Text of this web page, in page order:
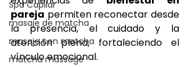
Spa Capilar
masaje de matcha
masaje con matcha
matcha massage
pareja permiten reconectar desde
la presencia, el cuidado y la
atención plena, fortaleciendo el
vínculo emocional.